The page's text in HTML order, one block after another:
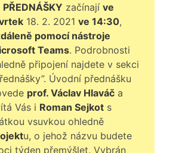
PŘEDNÁŠKY začínajíve
18. 2. 2021ve 14:30,
pomocí nástroje
Teams. Podrobnosti
připojení najdete v sekci
Úvodní přednášku
prof. Václav Hlaváč a
Vás i Roman Sejkot s
vsuvkou ohledně
u, o jehož názvu budete
týden přemýšlet. Vybrán